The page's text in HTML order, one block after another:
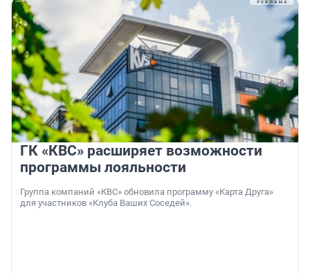
ГК «КВС» расширяет возможности
программы лояльности
Группа компаний «КВС» обновила программу «Карта Друга»
для участников «Клуба Ваших Соседей».